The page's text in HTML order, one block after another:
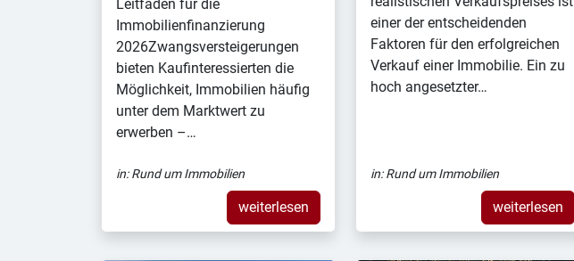
Leitfaden für die
Immobilienfinanzierung
2026Zwangsversteigerungen
bieten Kaufinteressierten die
Möglichkeit, Immobilien häufig
unter dem Marktwert zu
erwerben –…
in:Rund um Immobilien
weiterlesen
einer der entscheidenden
Faktoren für den erfolgreichen
Verkauf einer Immobilie. Ein zu
hoch angesetzter…
in:Rund um Immobilien
weiterlesen